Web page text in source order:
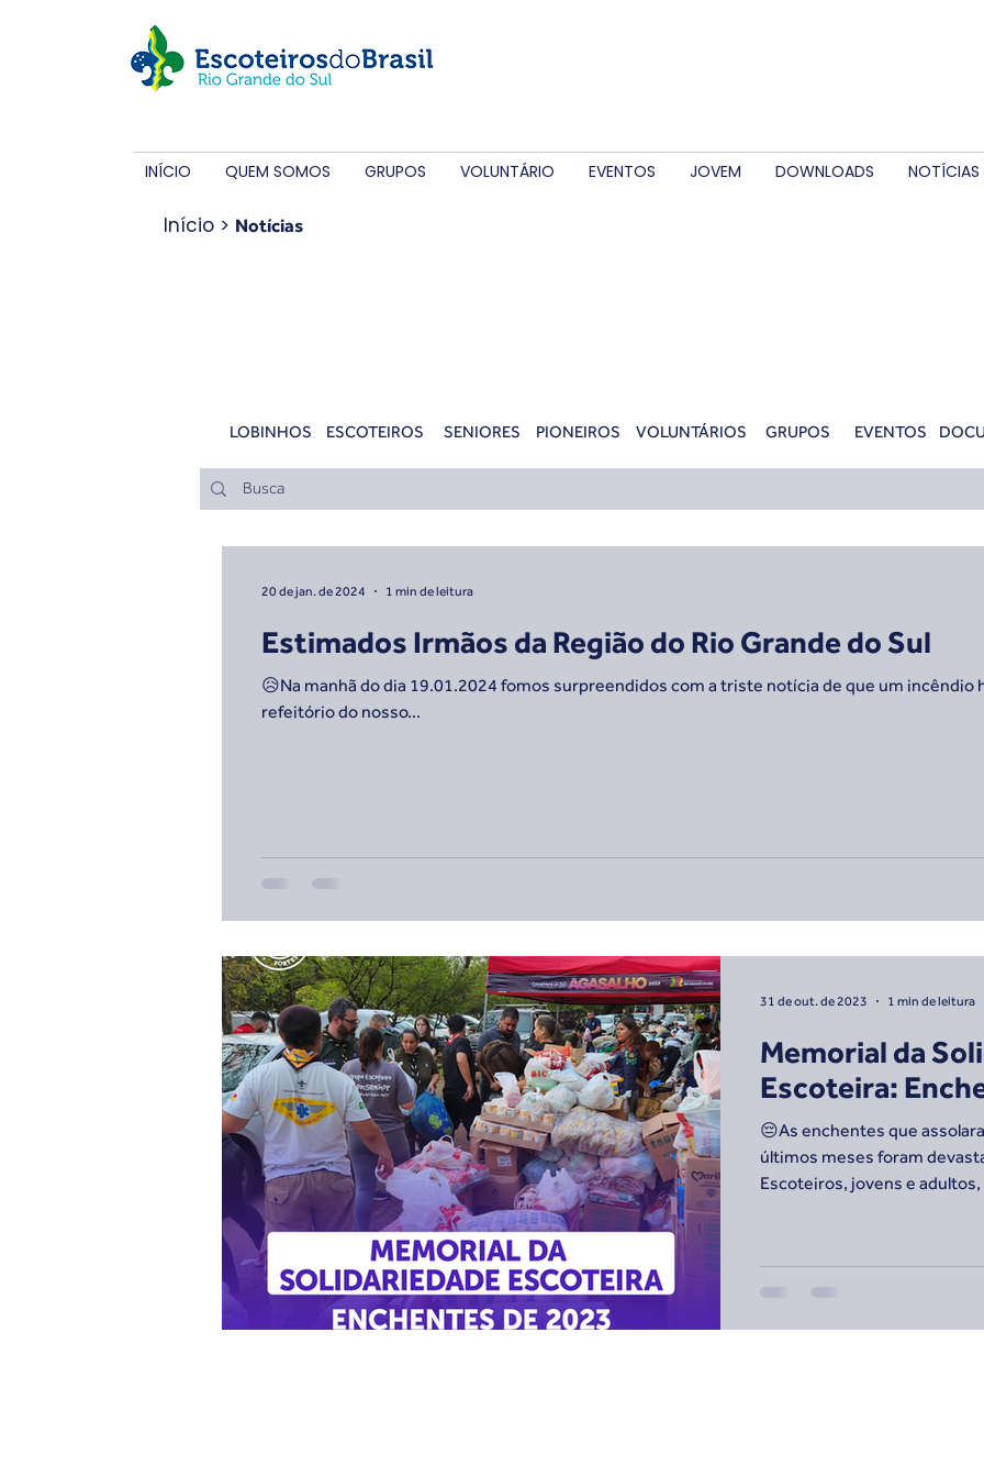
INÍCIO QUEM SOMOS GRUPOS VOLUNTÁRIO EVENTOS JOVEM DOWNLOADS NOTÍCIAS
Início > Notícias
LOBINHOS ESCOTEIROS SENIORES PIONEIROS VOLUNTÁRIOS GRUPOS EVENTOS
Estimados Irmãos da Região do Rio Grande do Sul
😥Na manhã do dia 19.01.2024 fomos surpreendidos com a triste notícia de que um incêndio
refeitório do nosso...
20 de jan. de 2024 1 min de leitura
Memorial da
Escoteira:
😔As enchentes que
últimos meses foram
Escoteiros, jovens e adultos,
31 de out. de 2023 1 min de leitura